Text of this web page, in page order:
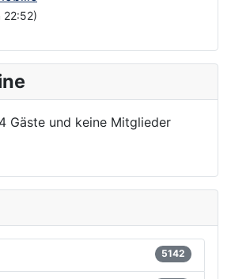
22:52)
Gäste und keine Mitglieder
5142